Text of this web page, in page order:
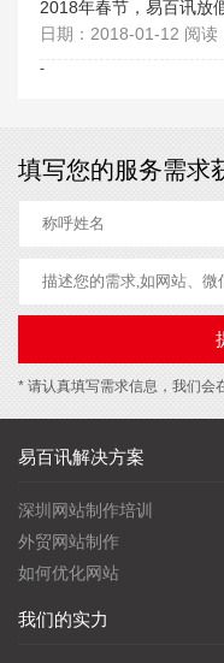
2018年春节，易百讯放
日期：2018-01-12 阅读
-
填写您的服务需求
* 请认真填写需求信息，我们会
易百讯解决方案
深圳网站制作培训
外贸网站制作
如何优化网站
我们的实力